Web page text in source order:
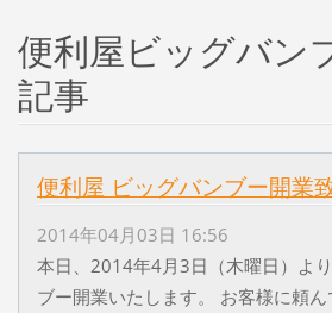
便利屋ビッグバン
記事
便利屋 ビッグバンブー開業
2014年04月03日 16:56
本日、2014年4月3日（木曜日）よ
ブー開業いたします。 お客様に頼ん